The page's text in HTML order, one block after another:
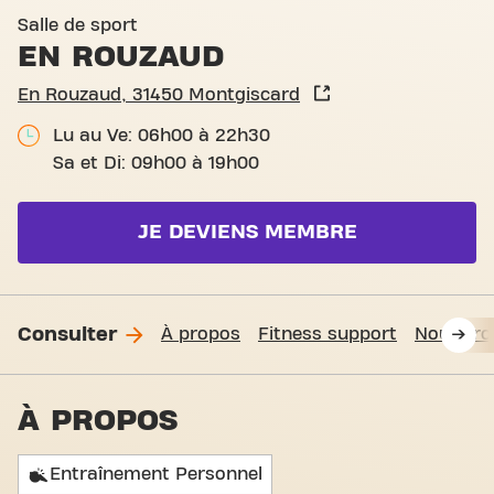
Salle de sport
EN ROUZAUD
En Rouzaud, 31450 Montgiscard
Lu au Ve: 06h00 à 22h30
Sa et Di: 09h00 à 19h00
JE DEVIENS MEMBRE
Consulter À propos Fitness support Nous
À PROPOS
Entraînement Personnel